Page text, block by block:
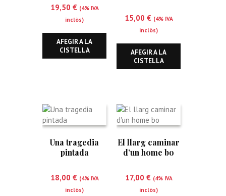
19,50 € (4% IVA
inclòs)
AFEGIR A LA
CISTELLA
clave
15,00 € (4% IVA
inclòs)
AFEGIR A LA
CISTELLA
Una tragedia
pintada
18,00 € (4% IVA
inclòs)
El llarg caminar
d’un home bo
17,00 € (4% IVA
inclòs)